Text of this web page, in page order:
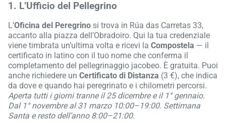
1. L’Ufficio del Pellegrino
L’Oficina del Peregrino si trova in Rúa das Carretas 33,
accanto alla piazza dell’Obradoiro. Qui la tua credenziale
viene timbrata un’ultima volta e ricevi la Compostela — il
certificato in latino con il tuo nome che conferma il
completamento del pellegrinaggio jacobeo. È gratuita. Puoi
anche richiedere un Certificato di Distanza (3 €), che indica
da dove e quando hai peregrinato e i chilometri percorsi.
Aperta tutti i giorni tranne il 25 dicembre e il 1° gennaio.
Dal 1° novembre al 31 marzo 10:00–19:00. Settimana
Santa e resto dell’anno 8:00–21:00.